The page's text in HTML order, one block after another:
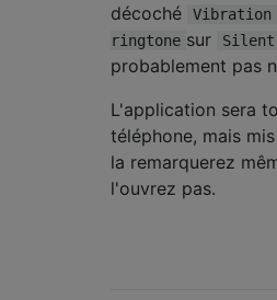
décoché
Vibration
ringtone sur Silent
probablement pas
L'application sera
téléphone, mais
la remarquerez
l'ouvrez pas.